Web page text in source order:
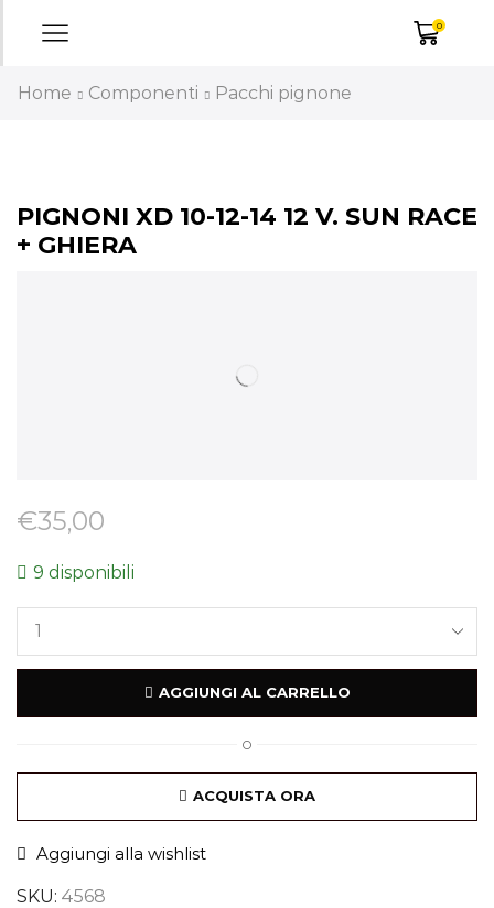
0
Home Componenti Pacchi pignone
PIGNONI XD 10-12-14 12 V. SUN RACE
+ GHIERA
€35,00
9 disponibili
AGGIUNGI AL CARRELLO
O
ACQUISTA ORA
Aggiungi alla wishlist
SKU: 4568